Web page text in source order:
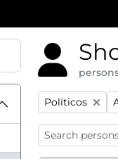
Remove filter:
Políticos